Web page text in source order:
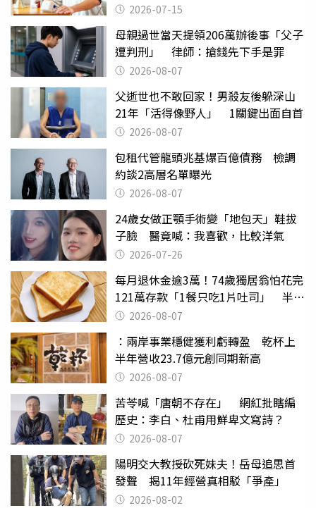
2026-07-15
母親過世當天提領206萬辦後事「父子
遭判刑」 律師：搶錢先下手是罪
2026-08-07
父逝世也不敢回家！男殺友後躲深山
21年「活得像野人」 1關鍵出面自首
2026-08-07
包租代管龍頭兆基爆百億債務 檢調
約談2高層名單曝光
2026-08-07
24歲女做正顎手術變「地包天」鞋拔
子臉 醫竟喊：我喜歡，比較洋氣
2026-07-26
每月退休金逾3萬！74歲獨居翁怕花完
121萬存款「1餐只吃1片吐司」 半年
後暴瘦嚇壞女兒
2026-08-07
：兩岸事業穩健獲利虧轉盈 乾杯上
半年營收23.7億元創同期新高
2026-08-07
苦苓喊「唐朝不存在」 網紅批瞎編
歷史：李白、杜甫用鮮卑文寫詩？
2026-08-07
陽明交大教授砍死妹夫！岳母追思首
發聲 揭11年經營真相駁「爭產」
2026-08-02